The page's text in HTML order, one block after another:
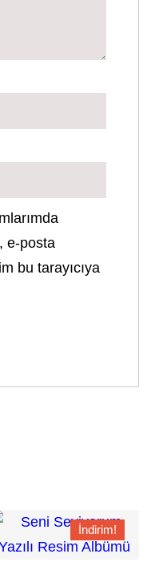
e-posta
bu tarayıcıya
İndirim!